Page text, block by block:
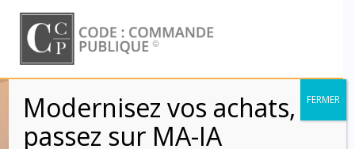
to
content
Base Contrats :
Modernisez vos achats,
passez sur MA-IA
FERMER